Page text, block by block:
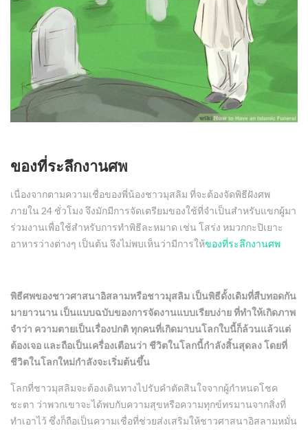
ของที่ระลึกงานศพ
เนื่องจากตามความเชื่อของพี่น้องชาวมุสลิม ที่จะต้องจัดพิธีฝังศพ
ภายใน 24 ชั่วโมง จึงมักมีการจัดเตรียมของใช้ที่จำเป็นสำหรับแขกผู้มา
ร่วมงานเพื่อใช้สำหรับการทำพิธีละหมาด เช่น โสร่ง หมวกกะปิเยาะ
อาหารว่างต่างๆ เป็นต้น จึงไม่พบเห็นว่ามีการให้ของที่ระลึกงานศพ
พิธีศพของชาวศาสนาอิสลามหรือชาวมุสลิม เป็นพิธีดั้งเดิมที่สืบทอดกัน
มายาวนาน เป็นแบบฉบับของการจัดงานแบบเรียบง่าย ที่ทำให้เกิดภาพ
จำว่า ความตายเป็นเรื่องปกติ ทุกคนที่เกิดมาบนโลกใบนี้ก็ล้วนแล้วแต่
ต้องเจอ และถือเป็นเครื่องเตือนว่า ชีวิตในโลกนี้กำลังสิ้นสุดลง โดยที่
ชีวิตในโลกใหม่กำลังจะเริ่มต้นขึ้น
โลกที่ชาวมุสลิมจะต้องเดินทางไปรับคำตัดสินใจจากผู้กำหนดโชค
ชะตา ว่าพวกเขาจะได้พบกับความสุขหรือความทุกข์ทรมานจากสิ่งที่
ทำเอาไว้ ซึ่งก็ถือเป็นความเชื่อที่ช่วยส่งเสริมให้ชาวศาสนาอิสลามหมั่น